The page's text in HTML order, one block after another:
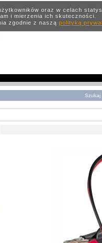
oraz w celach
i mierzenia ich skuteczności.
zgodnie z naszą polityką
Szukaj